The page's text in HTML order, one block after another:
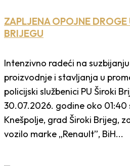
ZAPLJENA OPOJNE
BRIJEGU
Intenzivno radeći na
proizvodnje i stavljanja u
policijski službenici PU Široki
30.07.2026. godine oko 01:40
Knešpolje, grad Široki Brijeg,
vozilo marke „Renault”, BiH...